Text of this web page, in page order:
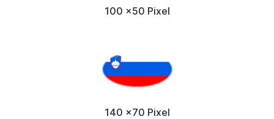
100 x50 Pixel
140 x70 Pixel